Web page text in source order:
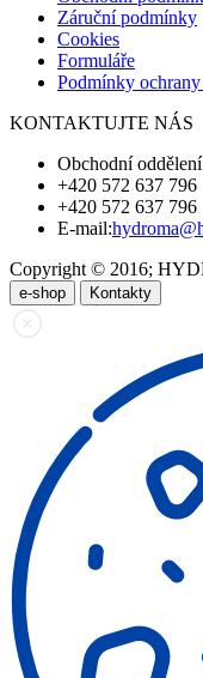
Záruční podmínky
Cookies
Formuláře
Podmínky
KONTAKTUJTE NÁS
Obchodní oddělení
+420 572 637 796
+420 572 637 796
E-mail:
Copyright © 2016;
e-shop Kontakty